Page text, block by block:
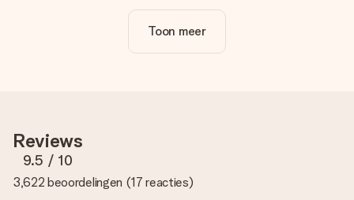
Is personalisatie in de prijs inbegrepen?
De prijs die op de website wordt getoond is inclusief de
te gebruiken. Als je niet zeker bent over de kwaliteit van je
foto, neem dan contact op met onze klantenservice en stuur
je foto mee met het cadeau dat je wilt bestellen. Zij kunnen
de kwaliteit dan voor je controleren!
Toon meer
Reviews
9.5 / 10
3,622 beoordelingen (17 reacties)